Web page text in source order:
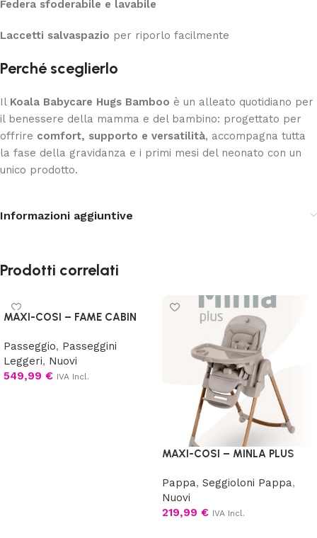
Federa sfoderabile e lavabile
Laccetti salvaspazio per riporlo facilmente
Perché sceglierlo
Il Koala Babycare Hugs Bamboo è un alleato quotidiano per
il benessere della mamma e del bambino: progettato per
offrire comfort, supporto e versatilità, accompagna tutta
la fase della gravidanza e i primi mesi del neonato con un
unico prodotto.
Informazioni aggiuntive
Prodotti correlati
MAXI-COSI – FAME CABIN
Passeggio, Passeggini
Leggeri, Nuovi
549,99 € IVA Incl.
MAXI-COSI – MINLA PLUS
Pappa, Seggioloni Pappa,
Nuovi
219,99 € IVA Incl.